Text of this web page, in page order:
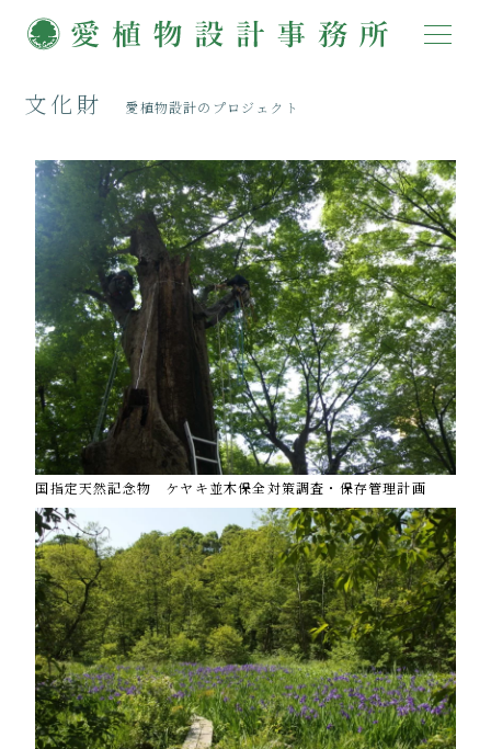
文化財 愛植物設計のプロジェクト
国指定天然記念物 ケヤキ並木保全対策調査・保存管理計画